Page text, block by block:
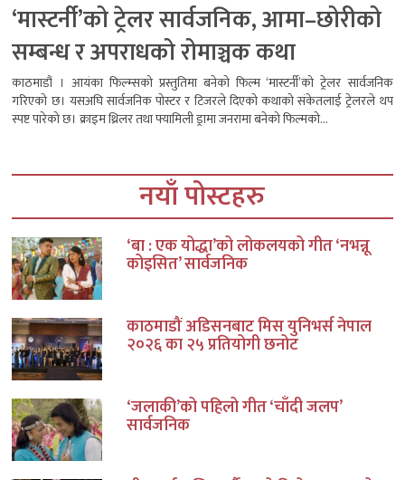
‘मास्टर्नी’को ट्रेलर सार्वजनिक, आमा–छोरीको
सम्बन्ध र अपराधको रोमाञ्चक कथा
काठमाडौं । आयंका फिल्म्सको प्रस्तुतिमा बनेको फिल्म ‘मास्टर्नी’को ट्रेलर सार्वजनिक
गरिएको छ। यसअघि सार्वजनिक पोस्टर र टिजरले दिएको कथाको संकेतलाई ट्रेलरले थप
स्पष्ट पारेको छ। क्राइम थ्रिलर तथा फ्यामिली ड्रामा जनरामा बनेको फिल्मको...
नयाँ पोस्टहरु
‘बा : एक योद्धा’को लोकलयको गीत ‘नभन्नू
कोइसित’ सार्वजनिक
काठमाडौं अडिसनबाट मिस युनिभर्स नेपाल
२०२६ का २५ प्रतियोगी छनोट
‘जलाकी’को पहिलो गीत ‘चाँदी जलप’
सार्वजनिक